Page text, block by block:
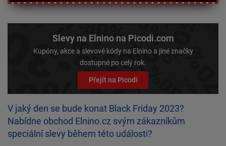
Slevy na Elnino na Picodi.com
Kupóny, akce a slevové kódy na Elnino a jiné značky
dostupné po celý rok.
Přejít na Picodi
V jaký den se bude konat Black Friday 2023?
Nabídne obchod Elnino.cz svým zákazníkům
speciální slevy během této události?